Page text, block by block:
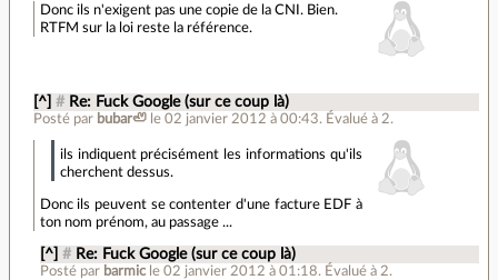
Donc ils n'exigent pas une copie de la CNI. Bien.
RTFM sur la loi reste la référence.
[^] # Re: Fuck Google (sur ce coup là)
Posté par bubar🦥 le 02 janvier 2012 à 00:43. Évalué à 2.
ils indiquent précisément les informations qu'ils
cherchent dessus.
Donc ils peuvent se contenter d'une facture EDF à
ton nom prénom, au passage ...
[^] # Re: Fuck Google (sur ce coup là)
Posté par barmic le 02 janvier 2012 à 01:18. Évalué à 2.